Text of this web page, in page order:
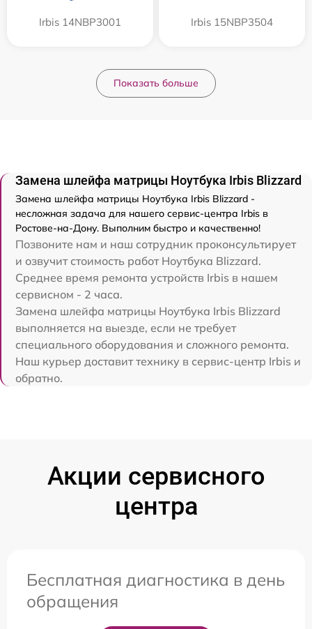
Irbis 14NBP3001 Irbis 15NBP3504
Показать больше
Замена шлейфа матрицы Ноутбука Irbis Blizzard
Замена шлейфа матрицы Ноутбука Irbis Blizzard -
несложная задача для нашего сервис-центра Irbis в
Ростове-на-Дону. Выполним быстро и качественно!
Позвоните нам и наш сотрудник проконсультирует
и озвучит стоимость работ Ноутбука Blizzard.
Среднее время ремонта устройств Irbis в нашем
сервисном - 2 часа.
Замена шлейфа матрицы Ноутбука Irbis Blizzard
выполняется на выезде, если не требует
специального оборудования и сложного ремонта.
Наш курьер доставит технику в сервис-центр Irbis и
обратно.
Акции сервисного
центра
Бесплатная диагностика в день
обращения